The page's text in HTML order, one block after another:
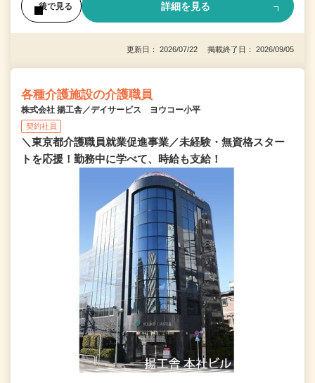
後で見る 詳細を見る
更新日： 2026/07/22 掲載終了日： 2026/09/05
各種介護施設の介護職員
株式会社 揚工舎／デイサービス ヨウコー小平
契約社員
＼東京都介護職員就業促進事業／未経験・無資格スター
トを応援！勤務中に学べて、時給も支給！